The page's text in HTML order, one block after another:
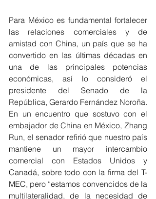
Para México es fundamental fortalecer
las relaciones comerciales y de
amistad con China, un país que se ha
convertido en las últimas décadas en
una de las principales potencias
económicas, así lo consideró el
presidente del Senado de la
República, Gerardo Fernández Noroña.
En un encuentro que sostuvo con el
embajador de China en México, Zhang
Run, el senador refirió que nuestro país
mantiene un mayor intercambio
comercial con Estados Unidos y
Canadá, sobre todo con la firma del T-
MEC, pero “estamos convencidos de la
multilateralidad, de la necesidad de